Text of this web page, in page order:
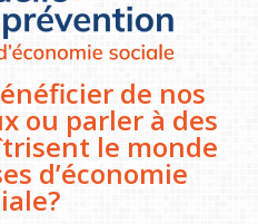
de nos
ou parler à des
le monde
d’économie